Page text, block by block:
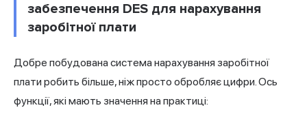
забезпечення DES для нарахування
заробітної плати
Добре побудована система нарахування заробітної
плати робить більше, ніж просто обробляє цифри. Ось
функції, які мають значення на практиці: